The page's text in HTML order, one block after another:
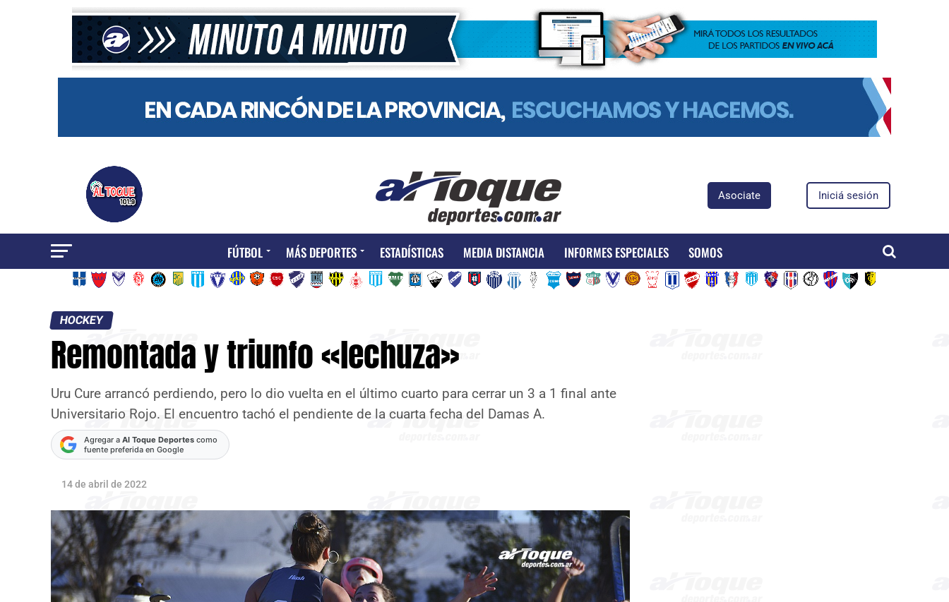
Asociate Iniciá sesión
FÚTBOL MÁS DEPORTES ESTADÍSTICAS MEDIA DISTANCIA INFORMES ESPECIALES SOMOS
HOCKEY
Remontada y triunfo «lechuza»
Uru Cure arrancó perdiendo, pero lo dio vuelta en el último cuarto para cerrar un 3 a 1 final ante
Universitario Rojo. El encuentro tachó el pendiente de la cuarta fecha del Damas A.
Agregar a Al Toque Deportes como
fuente preferida en Google
14 de abril de 2022